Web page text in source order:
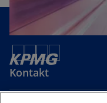
Kontakt